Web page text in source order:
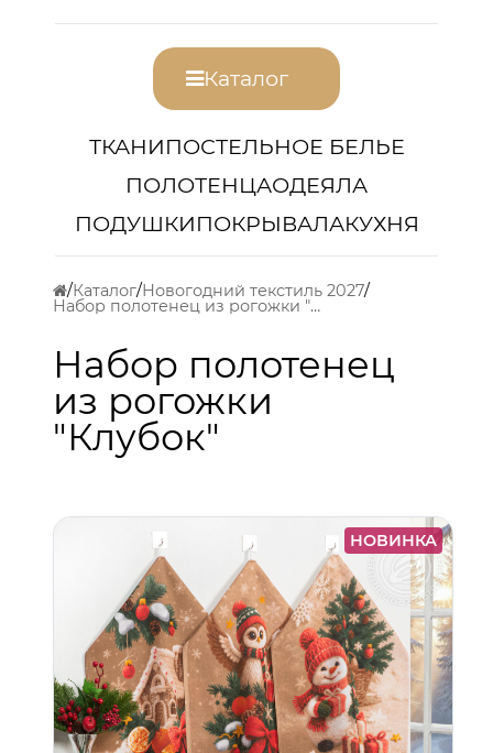
Каталог
ТКАНИПОСТЕЛЬНОЕ БЕЛЬЕ
ПОЛОТЕНЦАОДЕЯЛА
ПОДУШКИПОКРЫВАЛАКУХНЯ
Каталог Новогодний текстиль 2027
Набор полотенец из рогожки "Клубок"
Набор полотенец
из рогожки
"Клубок"
НОВИНКА